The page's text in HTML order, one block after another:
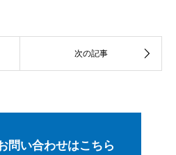
問い合わせはこちら